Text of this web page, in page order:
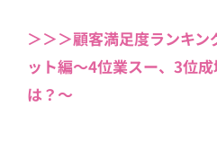
＞＞＞顧客満足度ランキ
ット編〜4位業スー、3位
は？〜